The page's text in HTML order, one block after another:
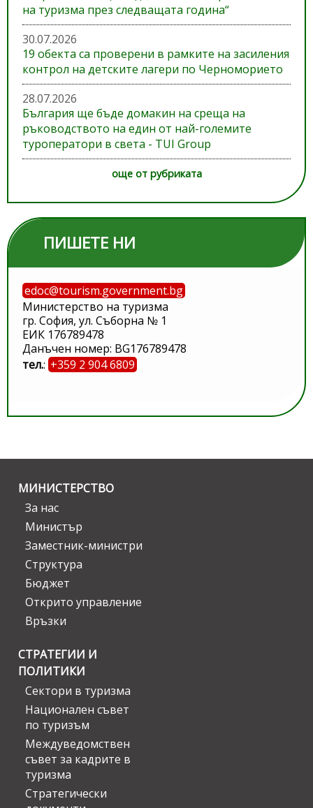
на туризма през следващата година“
30.07.2026
19 обекта са проверени в рамките на засиления
контрол на детските лагери по Черноморието
28.07.2026
България ще бъде домакин на среща на
ръководството на един от най-големите
туроператори в света - TUI Group
още от рубриката
ПИШЕТЕ НИ
edoc@tourism.government.bg
Министерство на туризма
гр. София, ул. Съборна № 1
ЕИК 176789478
Данъчен номер: BG176789478
тел.: +359 2 904 6809
МИНИСТЕРСТВО
За нас
Министър
Заместник-министри
Структура
Бюджет
Открито управление
Връзки
СТРАТЕГИИ И
ПОЛИТИКИ
Сектори в туризма
Национален съвет
по туризъм
Междуведомствен
съвет за кадрите в
туризма
Стратегически